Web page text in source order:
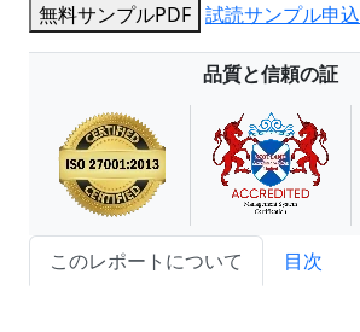
無料サンプルPDF 試読サンプル申込
品質と信頼の証
このレポートについて 目次